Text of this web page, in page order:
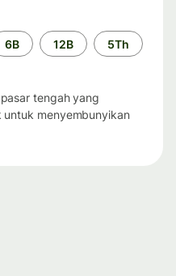
6B 12B 5Th
tengah yang
menyembunyikan